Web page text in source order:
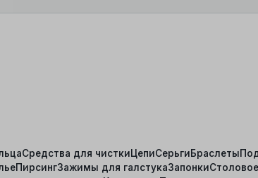
Средства для чисткиЦепиСерьгиБраслеты
ПирсингЗажимы для галстукаЗапонки